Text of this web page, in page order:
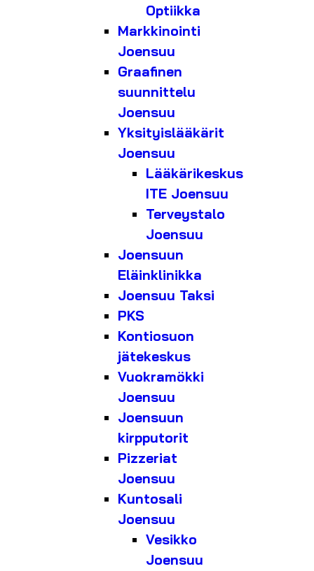
Optiikka
Markkinointi
Joensuu
Graafinen
suunnittelu
Joensuu
Yksityislääkärit
Joensuu
Lääkärikeskus
ITE Joensuu
Terveystalo
Joensuu
Joensuun
Eläinklinikka
Joensuu Taksi
PKS
Kontiosuon
jätekeskus
Vuokramökki
Joensuu
Joensuun
kirpputorit
Pizzeriat
Joensuu
Kuntosali
Joensuu
Vesikko
Joensuu